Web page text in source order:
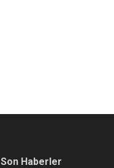
Son Haberler